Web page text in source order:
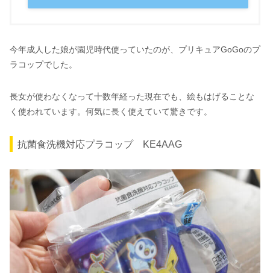
今年成人した娘が園児時代使っていたのが、プリキュアGoGoのプ
ラコップでした。
長女が使わなくなって十数年経った現在でも、絵もはげることな
く使われています。何気に長く使えていて驚きです。
抗菌食洗機対応プラコップ KE4AAG